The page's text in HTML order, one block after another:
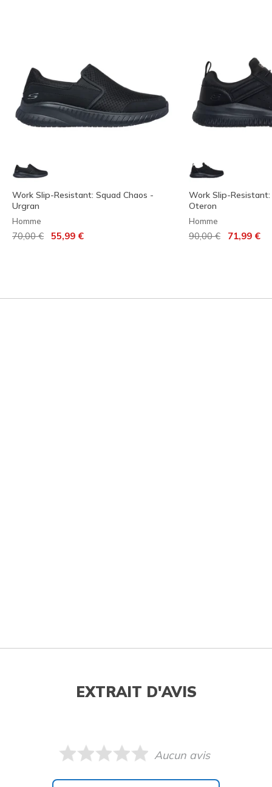
Work Slip-Resistant: Squad Chaos -
Urgran
Homme
Prix réduit de
70,00 € 55,99 €
Work Slip-Resistant:
Oteron
Homme
Prix réduit de
90,00 €à 71,99 €
EXTRAIT D'AVIS
Aucun avis